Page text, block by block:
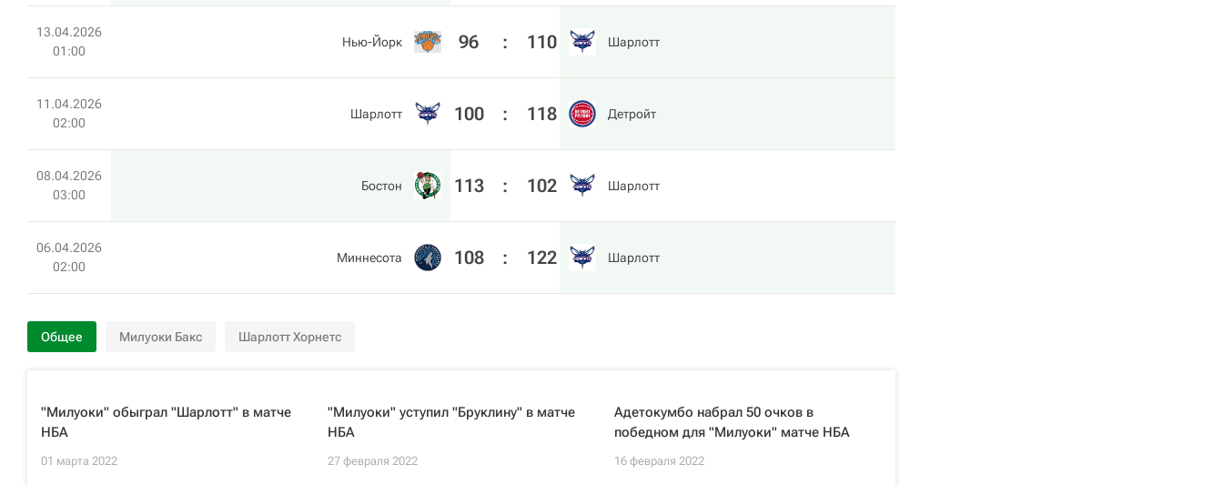
13.04.2026
01:00
Нью-Йорк 96 : 110 Шарлотт
11.04.2026
02:00
Шарлотт 100 : 118 Детройт
08.04.2026
03:00
Бостон 113 : 102 Шарлотт
06.04.2026
02:00
Миннесота 108 : 122 Шарлотт
Общее Милуоки Бакс Шарлотт Хорнетс
"Милуоки" обыграл "Шарлотт" в матче
НБА
01 марта 2022
"Милуоки" уступил "Бруклину" в матче
НБА
27 февраля 2022
Адетокумбо набрал 50 очков в
победном для "Милуоки" матче НБА
16 февраля 2022